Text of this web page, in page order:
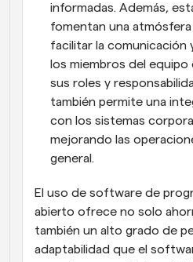
informadas. Además,
fomentan una atmósfera
facilitar la comunicación
los miembros del
sus roles y
también permite una
con los sistemas
mejorando las
general.
El uso de software de
abierto ofrece no solo
también un alto grado de
adaptabilidad que el